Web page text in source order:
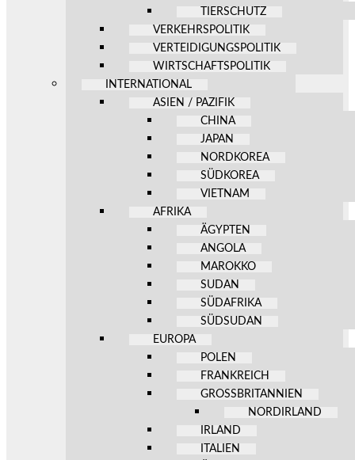
TIERSCHUTZ
VERKEHRSPOLITIK
VERTEIDIGUNGSPOLITIK
WIRTSCHAFTSPOLITIK
INTERNATIONAL
ASIEN / PAZIFIK
CHINA
JAPAN
NORDKOREA
SÜDKOREA
VIETNAM
AFRIKA
ÄGYPTEN
ANGOLA
MAROKKO
SUDAN
SÜDAFRIKA
SÜDSUDAN
EUROPA
POLEN
FRANKREICH
GROSSBRITANNIEN
NORDIRLAND
IRLAND
ITALIEN